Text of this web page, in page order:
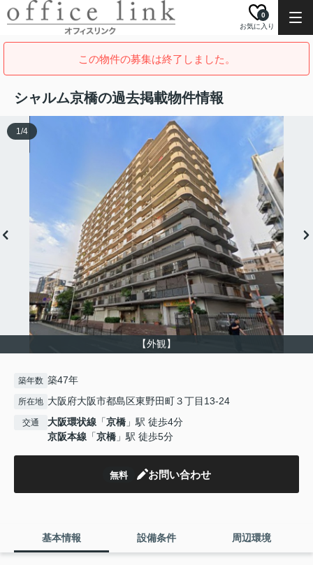
お気に入り
0
この物件の募集は終了しました。
シャルム京橋の過去掲載物件情報
【外観】
1/4
築年数 築47年
所在地 大阪府大阪市都島区東野田町３丁目13-24
交通 大阪環状線 「京橋 」駅 徒歩4分
京阪本線 「京橋 」駅 徒歩5分
無料 お問い合わせ
基本情報 設備条件 周辺環境